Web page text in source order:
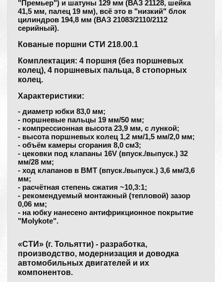
"Премьер") и шатуны 129 мм (ВАЗ 21128, шейка
41,5 мм, палец 19 мм), всё это в "низкий" блок
цилиндров 194,8 мм (ВАЗ 21083/2110/2112
серийный).
Кованые поршни СТИ 218.00.1
Комплектация: 4 поршня (без поршневых
колец), 4 поршневых пальца, 8 стопорных
колец.
Характеристики:
- диаметр юбки 83,0 мм;
- поршневые пальцы 19 мм/50 мм;
- компрессионная высота 23,9 мм, с лункой;
- высота поршневых колец 1,2 мм/1,5 мм/2,0 мм;
- объём камеры сгорания 8,0 см3;
- цековки под клапаны 16V (впуск./выпуск.) 32
мм/28 мм;
- ход клапанов в ВМТ (впуск./выпуск.) 3,6 мм/3,6
мм;
- расчётная степень сжатия ~10,3:1;
- рекомендуемый монтажный (тепловой) зазор
0,06 мм;
- на юбку нанесено антифрикционное покрытие
"Molykote".
«СТИ» (г. Тольятти) - разработка,
производство, модернизация и доводка
автомобильных двигателей и их
компонентов.